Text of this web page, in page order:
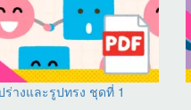
ร่างและรูปทรง ชุดที่ 1